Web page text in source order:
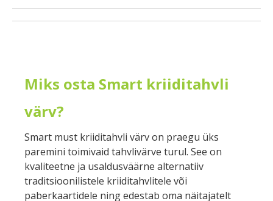
Miks osta Smart kriiditahvli
värv?
Smart must kriiditahvli värv on praegu üks
paremini toimivaid tahvlivärve turul. See on
kvaliteetne ja usaldusväärne alternatiiv
traditsioonilistele kriiditahvlitele või
paberkaartidele ning edestab oma näitajatelt